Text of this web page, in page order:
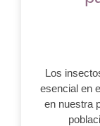
Los
esencial en
en nuestra